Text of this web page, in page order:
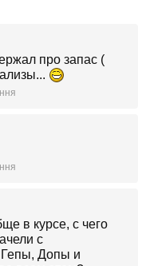
про запас (
в курсе, с чего
с
Допы и